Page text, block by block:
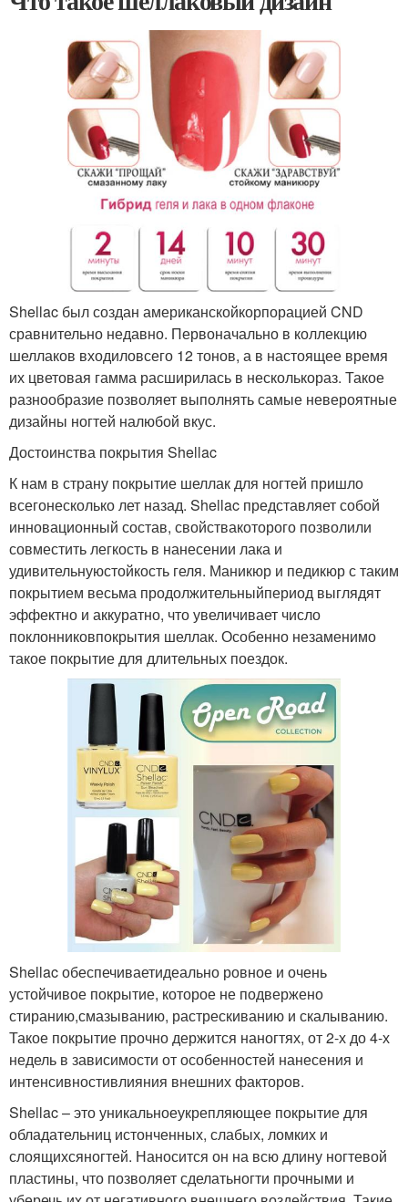
Shellac был создан американскойкорпорацией CND
сравнительно недавно. Первоначально в коллекцию
шеллаков входиловсего 12 тонов, а в настоящее время
их цветовая гамма расширилась в несколькораз. Такое
разнообразие позволяет выполнять самые невероятные
дизайны ногтей налюбой вкус.
Достоинства покрытия Shellac
К нам в страну покрытие шеллак для ногтей пришло
всегонесколько лет назад. Shellac представляет собой
инновационный состав, свойствакоторого позволили
совместить легкость в нанесении лака и
удивительнуюстойкость геля. Маникюр и педикюр с таким
покрытием весьма продолжительныйпериод выглядят
эффектно и аккуратно, что увеличивает число
поклонниковпокрытия шеллак. Особенно незаменимо
такое покрытие для длительных поездок.
Shellac обеспечиваетидеально ровное и очень
устойчивое покрытие, которое не подвержено
стиранию,смазыванию, растрескиванию и скалыванию.
Такое покрытие прочно держится наногтях, от 2-х до 4-х
недель в зависимости от особенностей нанесения и
интенсивностивлияния внешних факторов.
Shellac – это уникальноеукрепляющее покрытие для
обладательниц истонченных, слабых, ломких и
слоящихсяногтей. Наносится он на всю длину ногтевой
пластины, что позволяет сделатьногти прочными и